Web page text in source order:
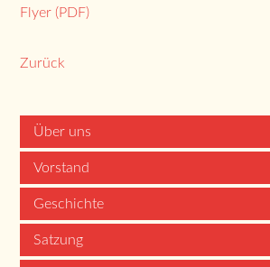
Flyer (PDF)
Zurück
Über uns
Vorstand
Geschichte
Satzung